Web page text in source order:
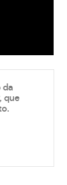
da
, que